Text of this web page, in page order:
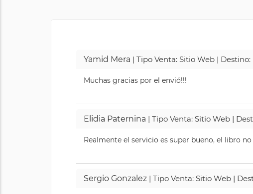
Yamid Mera | Tipo Venta: Sitio Web |
Muchas gracias por el envió!!!
Elidia Paternina | Tipo Venta: Sitio Web |
Realmente el servicio es super bueno, el libro
Sergio Gonzalez | Tipo Venta: Sitio Web |